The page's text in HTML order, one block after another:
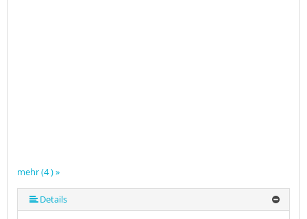
mehr (4 ) »
Details